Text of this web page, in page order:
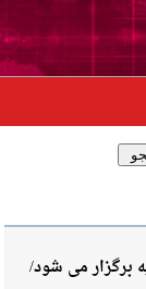
برگزار می شود/